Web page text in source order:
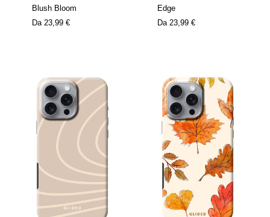
Blush Bloom
Da 23,99 €
Edge
Da 23,99 €